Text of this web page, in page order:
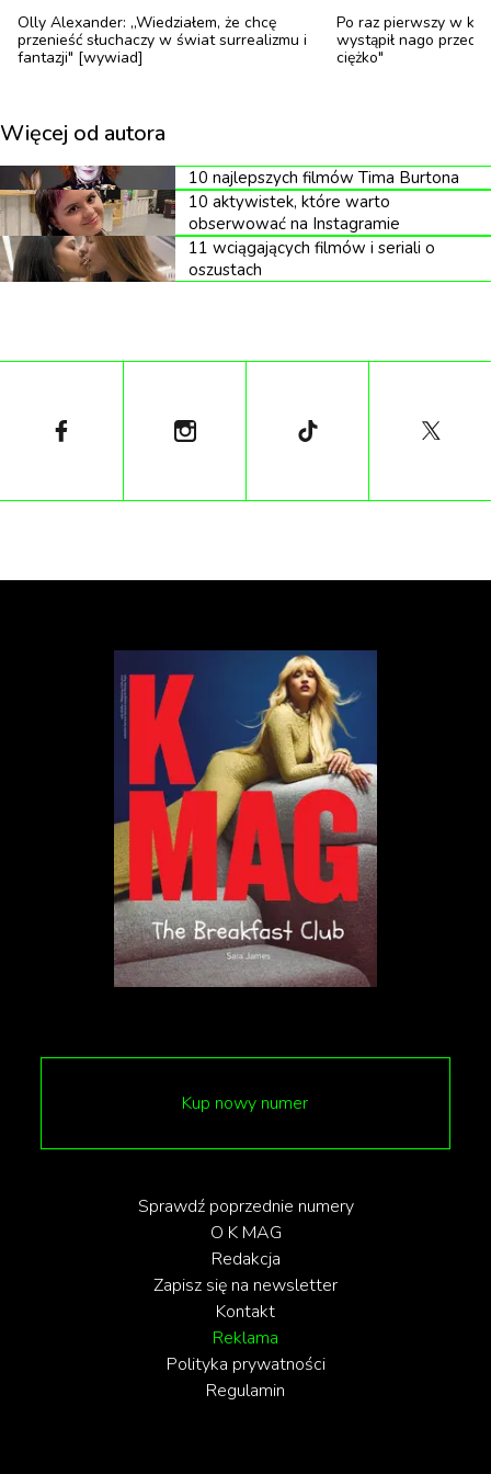
seksualne, choć nie wszystkie pozycje są dla nas
dostępne. Stosujemy oczywiście również
zdrowia decyzja o posiadaniu potomstwa wiąże
się w naszej sytuacji z wielkimi i niezwykle
kosztownymi zmianami w życiu, na które obecnie
nie jesteśmy gotowi brzmi fragment drugiego
posta opublikowanego przez Life on Wheelz w
ramach kampanii Durex.
Mówi o sobie per „influencer z misją". W ramach
niepełnosprawnościami również czerpią radość z
walkę z ableizmem i nietolerancją. Profil Sawickiego
na Instagramie obserwuje już niemal 140 tysięcy
Udział Wojtka Sawickiego i Agaty w kampanii
spotkał się z bardzo pozytywną reakcją internautów.
„Chyba pierwszy sponsorowany post, który
polubiłam! Mega!", „Seks jest dla każdego i
ogromnie się cieszę, że łamiecie te bariery w
głowach innych ludzi", „Uwielbiam takie kampanie!",
„Ale ekstra zdjęcia!", „Mega akcja", „Temat bardzo
Olly Alexander: „Wiedziałem, że chcę
przenieść słuchaczy w świat surrealizmu i
fantazji" [wywiad]
Po raz pierwszy w
wystąpił nago przed
ciężko"
Więcej od autora
10 najlepszych filmów Tima Burtona
10 aktywistek, które warto
obserwować na Instagramie
11 wciągających filmów i seriali o
oszustach
Kup nowy numer
Sprawdź poprzednie numery
O K MAG
Redakcja
Zapisz się na newsletter
Kontakt
Reklama
Polityka prywatności
Regulamin